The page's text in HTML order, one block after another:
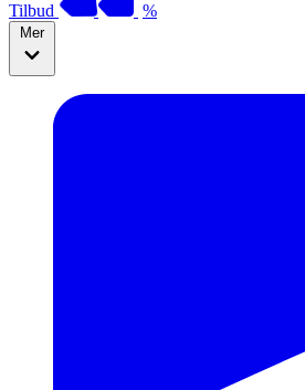
Tilbud %
Mer